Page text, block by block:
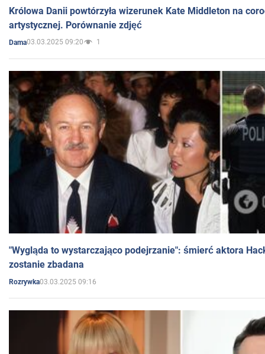
Królowa Danii powtórzyła wizerunek Kate Middleton na
artystycznej. Porównanie zdjęć
Dama03.03.2025 09:20 1
"Wygląda to wystarczająco podejrzanie": śmierć aktora
zostanie zbadana
Rozrywka03.03.2025 09:16